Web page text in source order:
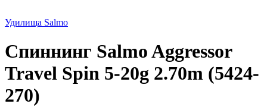
Удилища Salmo
Спиннинг Salmo Aggressor
Travel Spin 5-20g 2.70m (5424-
270)